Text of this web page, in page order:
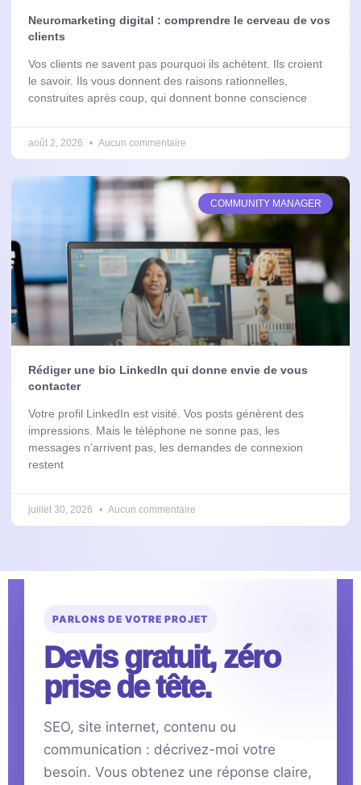
Neuromarketing digital : comprendre le cerveau de vos
clients
Vos clients ne savent pas pourquoi ils achètent. Ils croient
le savoir. Ils vous donnent des raisons rationnelles,
construites après coup, qui donnent bonne conscience
août 2, 2026 Aucun commentaire
COMMUNITY MANAGER
Rédiger une bio LinkedIn qui donne envie de vous
contacter
Votre profil LinkedIn est visité. Vos posts génèrent des
impressions. Mais le téléphone ne sonne pas, les
messages n’arrivent pas, les demandes de connexion
restent
juillet 30, 2026 Aucun commentaire
PARLONS DE VOTRE PROJET
Devis gratuit, zéro
prise de tête.
SEO, site internet, contenu ou
communication : décrivez-moi votre
besoin. Vous obtenez une réponse claire,